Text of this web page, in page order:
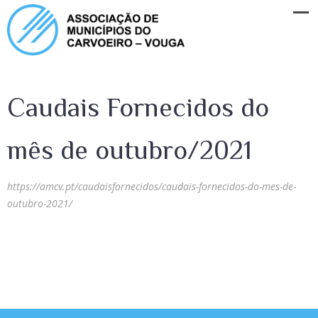
Caudais Fornecidos do
mês de outubro/2021
https://amcv.pt/caudaisfornecidos/caudais-fornecidos-do-mes-de-
outubro-2021/